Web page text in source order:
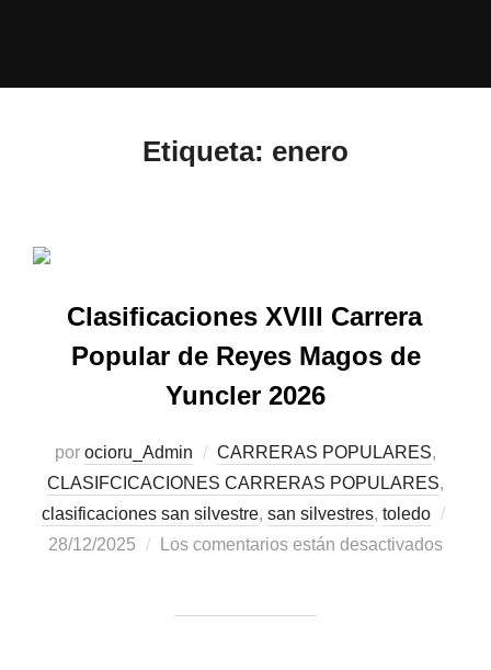
Etiqueta: enero
Clasificaciones XVIII Carrera
Popular de Reyes Magos de
Yuncler 2026
por ocioru_Admin CARRERAS POPULARES,
CLASIFCICACIONES CARRERAS POPULARES,
clasificaciones san silvestre, san silvestres, toledo
28/12/2025
Los comentarios están desactivados